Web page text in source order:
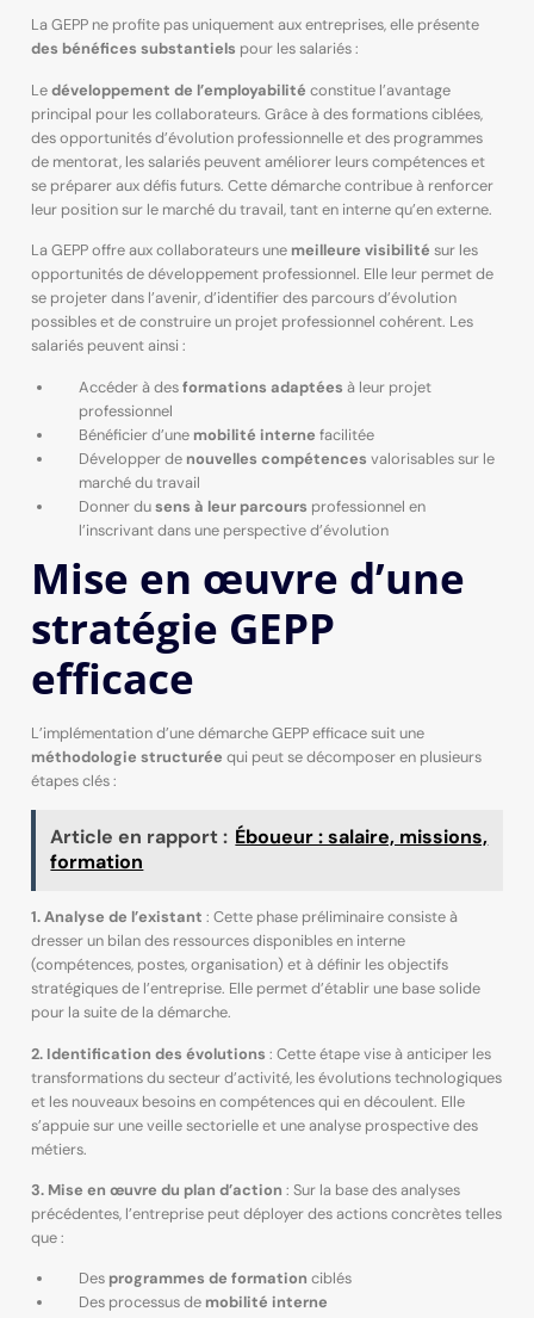
La GEPP ne profite pas uniquement aux entreprises, elle présente
des bénéfices substantiels pour les salariés :
Ledéveloppement de l’employabilité constitue l’avantage
principal pour les collaborateurs. Grâce à des formations ciblées,
des opportunités d’évolution professionnelle et des programmes
de mentorat, les salariés peuvent améliorer leurs compétences et
se préparer aux défis futurs. Cette démarche contribue à renforcer
leur position sur le marché du travail, tant en interne qu’en externe.
La GEPP offre aux collaborateurs une meilleure visibilité sur les
opportunités de développement professionnel. Elle leur permet de
se projeter dans l’avenir, d’identifier des parcours d’évolution
possibles et de construire un projet professionnel cohérent. Les
salariés peuvent ainsi :
Accéder à desformations adaptées à leur projet
professionnel
Bénéficier d’une mobilité interne facilitée
Développer de nouvelles compétences valorisables sur le
marché du travail
Donner dusens à leur parcours professionnel en
l’inscrivant dans une perspective d’évolution
Mise en œuvre d’une
stratégie GEPP
efficace
L’implémentation d’une démarche GEPP efficace suit une
méthodologie structurée qui peut se décomposer en plusieurs
étapes clés :
Article en rapport : Éboueur : salaire, missions,
formation
1. Analyse de l’existant : Cette phase préliminaire consiste à
dresser un bilan des ressources disponibles en interne
(compétences, postes, organisation) et à définir les objectifs
stratégiques de l’entreprise. Elle permet d’établir une base solide
pour la suite de la démarche.
2. Identification des évolutions : Cette étape vise à anticiper les
transformations du secteur d’activité, les évolutions technologiques
et les nouveaux besoins en compétences qui en découlent. Elle
s’appuie sur une veille sectorielle et une analyse prospective des
métiers.
3. Mise en œuvre du plan d’action : Sur la base des analyses
précédentes, l’entreprise peut déployer des actions concrètes telles
que :
Des programmes de formation ciblés
Des processus de mobilité interne